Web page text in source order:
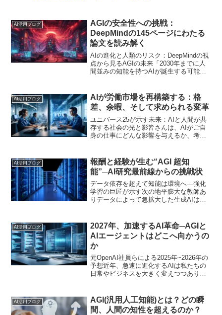
AI活用ブログ
AGIの安全性への挑戦：
DeepMindの145ページにわたる
論文を読み解く
AIの進化と人類のリスク：DeepMindの視
点から見るAGIの未来「2030年までに人
間並みの知能を持つAIが誕生する可能性
紋を広げています。スマート...
AI活用ブログ
AIが労働市場を再構築する：格
差、余暇、そして求められる変革
ユニバース25が示す未来：AIと人間が共
存する社会の光と影皆さんは、AIがご自
身の仕事にどんな影響を与えるか、考え
会のあり方そのものを大きく変えようと
しています。AIに...
AI活用ブログ
報酬と経験が生む“AGI 超知
能”─AI研究最前線からの挑戦状
データ依存を超えて知能は環境へ―強化
学習の巨匠が示す次の地平膨大な教師あ
りデータによって急拡大した生成AIは、
す。しかし「データは尽きないのか」
「AIは人間を超えられるの...
AI活用ブログ
2027年、加速するAI革命─AGIと
AIエージェントはどこへ向かうの
か
元OpenAI社員らによる2025年~2026年の
予想近年、急速に進化するAIは私たちの
日常やビジネスを大きく変えつつありま
凌駕するほど賢くなり、さらには社会構
造や国...
AI活用ブログ
AGI(汎用人工知能)とは？どの瞬
間、人間の知性を超えるのか？